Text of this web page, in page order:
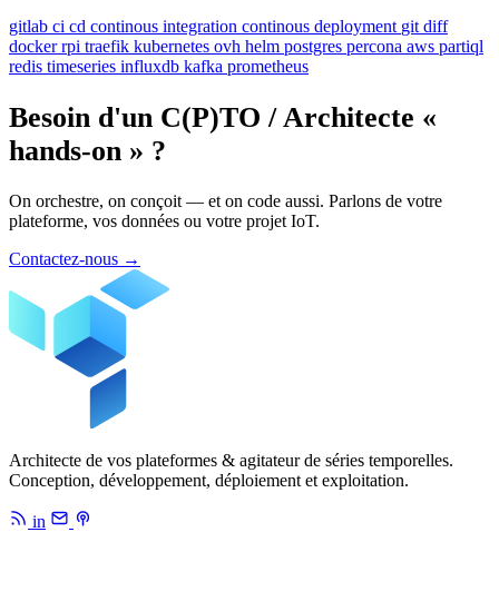
gitlab ci cd continous integration continous deployment git diff
docker rpi traefik kubernetes ovh helm postgres percona aws partiql
redis timeseries influxdb kafka prometheus
Besoin d'un C(P)TO / Architecte «
hands-on » ?
On orchestre, on conçoit — et on code aussi. Parlons de votre
plateforme, vos données ou votre projet IoT.
Contactez-nous →
Architecte de vos plateformes & agitateur de séries temporelles.
Conception, développement, déploiement et exploitation.
in